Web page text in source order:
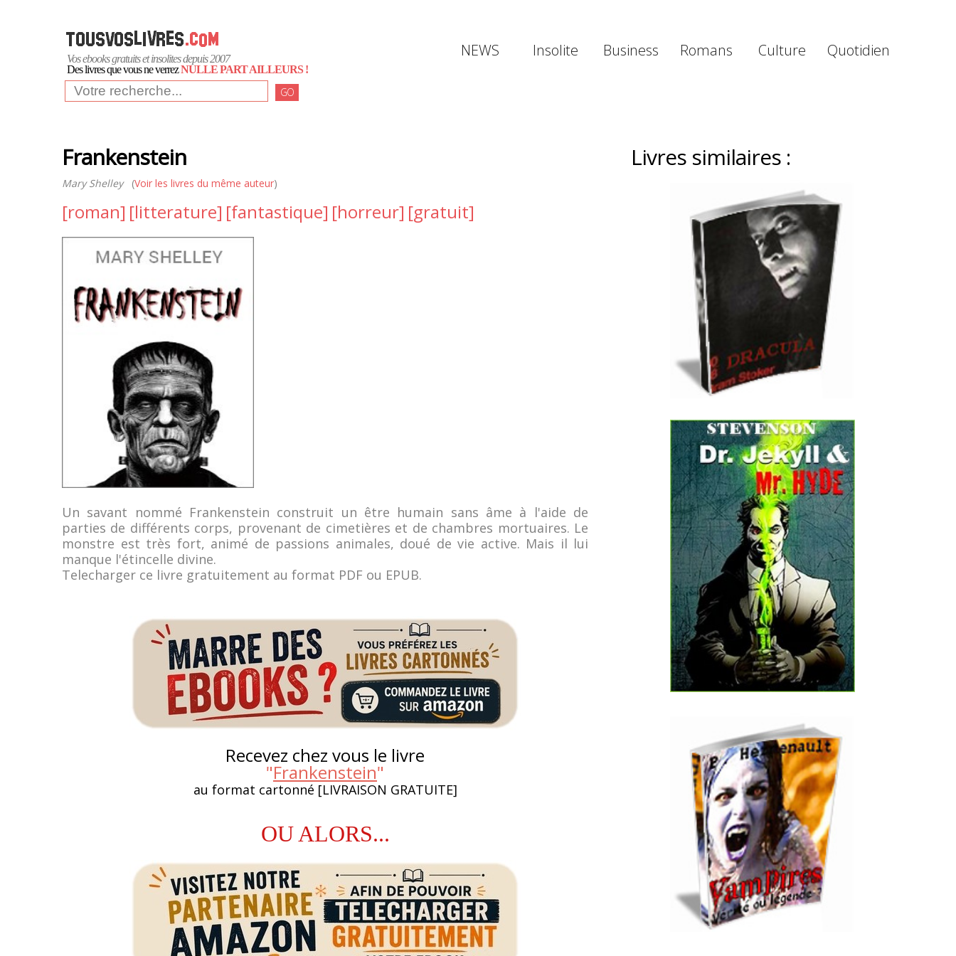
Vos ebooks gratuits et insolites depuis 2007
Des livres que vous ne verrezNULLE PART AILLEURS !
GO
NEWS Insolite Business Romans Culture Quotidien
Frankenstein
Mary Shelley(Voir les livres du même auteur)
[roman] [litterature] [fantastique] [horreur] [gratuit]
Un savant nommé Frankenstein construit un être humain sans âme à l'aide de
parties de différents corps, provenant de cimetières et de chambres mortuaires. Le
monstre est très fort, animé de passions animales, doué de vie active. Mais il lui
manque l'étincelle divine.
Telecharger ce livre gratuitement au format PDF ou EPUB.
Recevez chez vous le livre
"Frankenstein"
au format cartonné [LIVRAISON GRATUITE]
OU ALORS...
Livres similaires :